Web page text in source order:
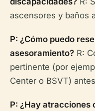
ascensores y baños
P: ¿Cómo puedo
asesoramiento? R:
pertinente (por
Center o BSVT)
P: ¿Hay atracciones